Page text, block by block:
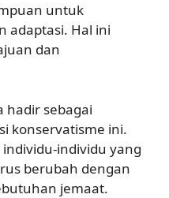
untuk
adaptasi. Hal ini
dan
hadir sebagai
konservatisme ini.
individu yang
berubah dengan
jemaat.